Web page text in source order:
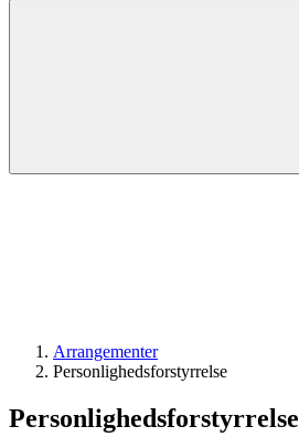
Arrangementer
Personlighedsforstyrrelse
Personlighedsforstyrrelse